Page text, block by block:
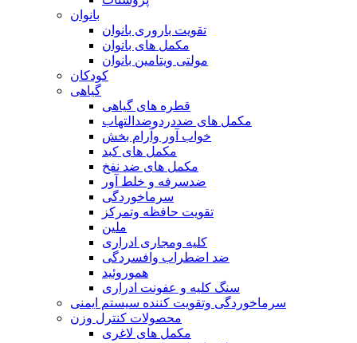
بانوان
تقویت باروری بانوان
مکمل های بانوان
مولتی ویتامین بانوان
کودکان
گیاهی
قطره های گیاهی
مکمل های ضددردوضدالتهاب
خواب آور وآرام بخش
مکمل های کبد
مکمل های ضد نفخ
ضدسرفه و خلط آور
سرماخوردگی
تقویت حافظه وتمرکز
ملین
کلیه ومجاری ادراری
ضد اضطراب وافسردگی
هموروئید
سنگ کلیه و عفونت ادراری
سرماخوردگی وتقویت کننده سیستم ایمنی
محصولات کنترل وزن
مکمل های لاغری